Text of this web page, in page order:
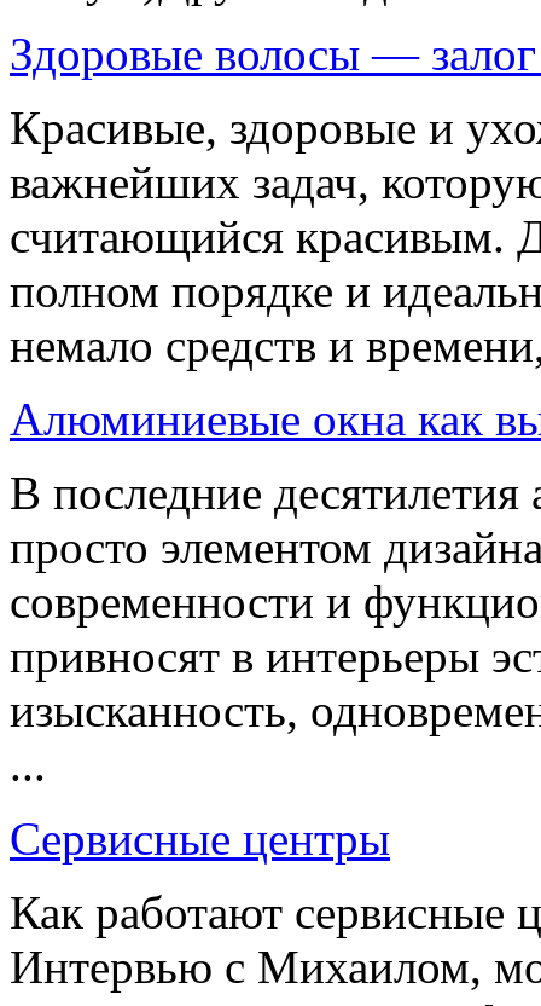
Здоровые волосы —
Красивые, здоровые и
важнейших задач,
считающийся красивым.
полном порядке и
немало средств и
Алюминиевые окна как
В последние
просто элементом
современности и
привносят в интерьеры
изысканность,
...
Сервисные центры
Как работают сервисные
Интервью с Михаилом,